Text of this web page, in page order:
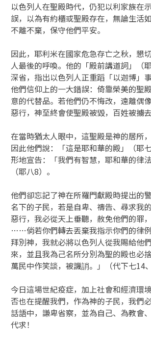
以色列人在聖殿時代，仍犯以利家族在
誤，以為有約櫃或聖殿存在，無論生活
不離不棄，保守他們平安。
因此，耶利米在國家危急存亡之秋，懇
人最後的呼喚。他的「殿前講道詞」（
深省，指出以色列人正重蹈「以迦博」
他們信仰上的一大錯誤：倚靠榮美的聖
意的代替品。若他們仍不悔改，遠離偶
惡行，神至終會使聖殿被毀，百姓被擄去
在當時猶太人眼中，這聖殿是神的居所
因此他們說：「這是耶和華的殿」（耶
形地宣告：「我們有智慧，耶和華的律
（耶八8）。
他們卻忘記了神在所羅門獻殿時提出的
名下的子民，若是自卑、禱告、尋求我
惡行，我必從天上垂聽，赦免他們的罪
……倘若你們轉去丟棄我指示你們的律
拜別神，我就必將以色列人從我賜給他
來，並且我為己名所分別為聖的殿也必
萬民中作笑談，被譏誚。」（代下七14
今日這場世紀疫症，加上社會和經濟環
否也在提醒我們，作為神的子民，我們
話語中，謙卑省察，並為自己、為教會
代求！